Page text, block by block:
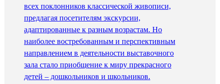
всех поклонников классической живописи,
предлагая посетителям экскурсии,
адаптированные к разным возрастам. Но
наиболее востребованным и перспективным
направлением в деятельности выставочного
зала стало приобщение к миру прекрасного
детей – дошкольников и школьников.